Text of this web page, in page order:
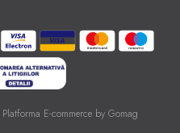
Platforma E-commerce by Gomag